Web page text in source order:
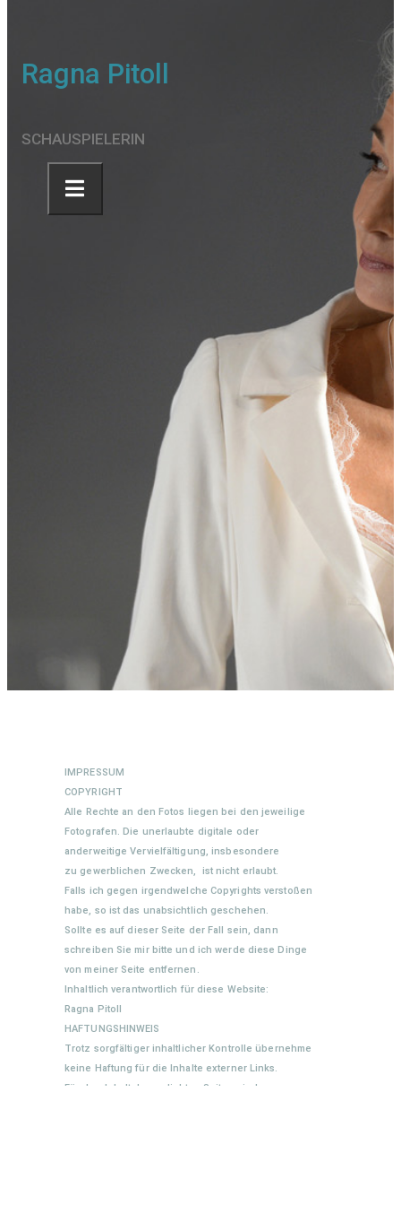
Ragna Pitoll
SCHAUSPIELERIN
IMPRESSUM
COPYRIGHT
Alle Rechte an den Fotos liegen bei den jeweilige
Fotografen. Die unerlaubte digitale oder
anderweitige Vervielfältigung, insbesondere
zu gewerblichen Zwecken, ist nicht erlaubt.
Falls ich gegen irgendwelche Copyrights verstoßen
habe, so ist das unabsichtlich geschehen.
Sollte es auf dieser Seite der Fall sein, dann
schreiben Sie mir bitte und ich werde diese Dinge
von meiner Seite entfernen.
Inhaltlich verantwortlich für diese Website:
Ragna Pitoll
HAFTUNGSHINWEIS
Trotz sorgfältiger inhaltlicher Kontrolle übernehme
keine Haftung für die Inhalte externer Links.
Für den Inhalt der verlinkten Seiten sind